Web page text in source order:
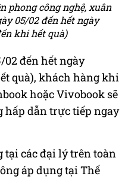
phong công nghệ, xuân
05/02 đến hết ngày
khi hết quà)
02 đến hết ngày
quà), khách hàng khi
hoặc Vivobook sẽ
hấp dẫn trực tiếp ngay
các đại lý trên toàn
áp dụng tại Thế